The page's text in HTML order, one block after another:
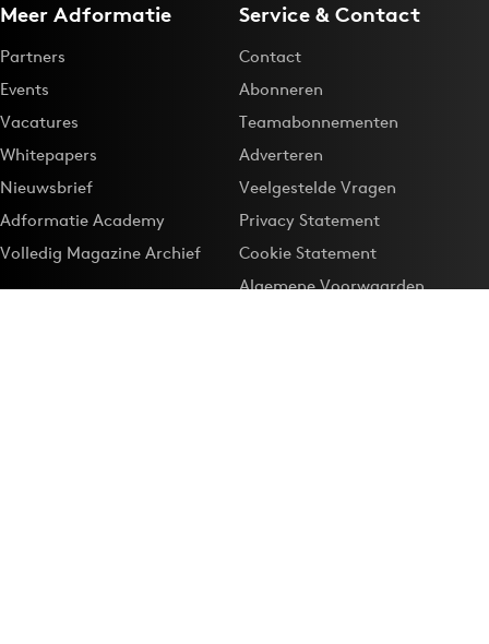
Meer Adformatie
Partners
Events
Vacatures
Whitepapers
Nieuwsbrief
Adformatie Academy
Volledig Magazine Archief
Service & Contact
Contact
Abonneren
Teamabonnementen
Adverteren
Veelgestelde Vragen
Privacy Statement
Cookie Statement
Algemene Voorwaarden